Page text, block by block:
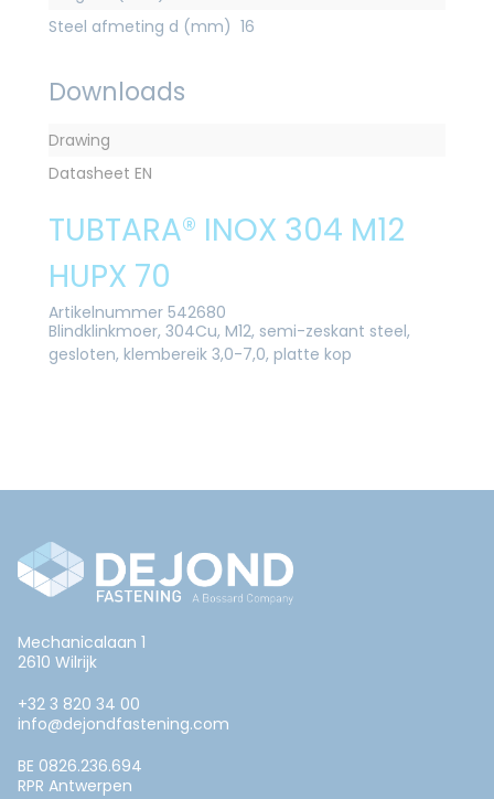
Steel afmeting d (mm) 16
Downloads
Drawing
Datasheet EN
TUBTARA® INOX 304 M12
HUPX 70
Artikelnummer 542680
Blindklinkmoer, 304Cu, M12, semi-zeskant steel,
gesloten, klembereik 3,0-7,0, platte kop
Mechanicalaan 1
2610 Wilrijk
+32 3 820 34 00
info@dejondfastening.com
BE 0826.236.694
RPR Antwerpen